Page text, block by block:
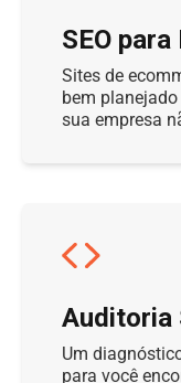
SEO
Sites de
bem
sua empresa
Auditoria
Um
para você